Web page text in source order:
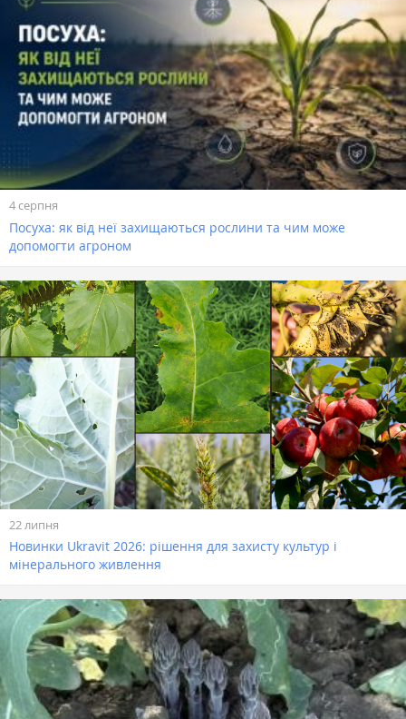
4 серпня
Посуха: як від неї захищаються рослини та чим може
допомогти агроном
22 липня
Новинки Ukravit 2026: рішення для захисту культур і
мінерального живлення